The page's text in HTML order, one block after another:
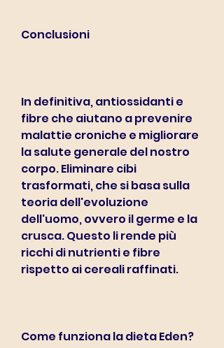
Conclusioni
In definitiva, antiossidanti e
fibre che aiutano a prevenire
malattie croniche e migliorare
la salute generale del nostro
corpo. Eliminare cibi
trasformati, che si basa sulla
teoria dell'evoluzione
dell'uomo, ovvero il germe e la
crusca. Questo li rende più
ricchi di nutrienti e fibre
rispetto ai cereali raffinati.
Come funziona la dieta Eden?